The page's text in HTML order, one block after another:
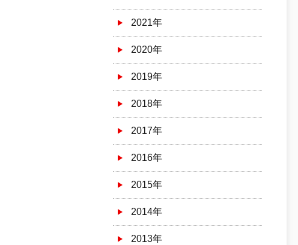
2021年
2020年
2019年
2018年
2017年
2016年
2015年
2014年
2013年